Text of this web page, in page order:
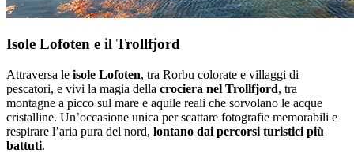
Isole Lofoten e il Trollfjord
Attraversa le isole Lofoten, tra Rorbu colorate e villaggi di
pescatori, e vivi la magia della crociera nel Trollfjord, tra
montagne a picco sul mare e aquile reali che sorvolano le acque
cristalline. Un’occasione unica per scattare fotografie memorabili e
respirare l’aria pura del nord, lontano dai percorsi turistici più
battuti.